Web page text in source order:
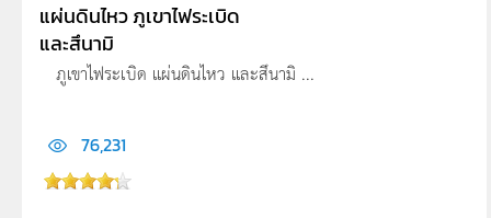
แผ่นดินไหว ภูเขาไฟระเบิด
และสึนามิ
ภูเขาไฟระเบิด แผ่นดินไหว และสึนามิ ...
76,231